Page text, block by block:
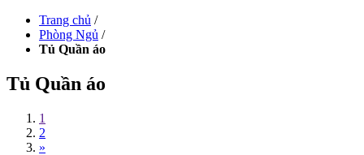
Trang chủ /
Phòng Ngủ /
Tủ Quần áo
Tủ Quần áo
1
2
»